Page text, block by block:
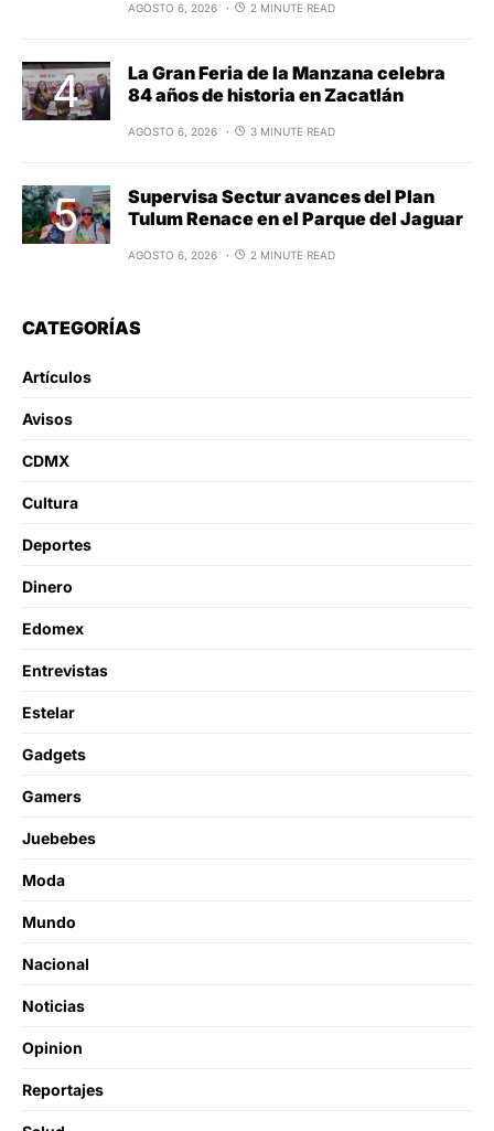
AGOSTO 6, 2026 2 MINUTE READ
La Gran Feria de la Manzana celebra
84 años de historia en Zacatlán
AGOSTO 6, 2026 3 MINUTE READ
Supervisa Sectur avances del Plan
Tulum Renace en el Parque del Jaguar
AGOSTO 6, 2026 2 MINUTE READ
CATEGORÍAS
Artículos
Avisos
CDMX
Cultura
Deportes
Dinero
Edomex
Entrevistas
Estelar
Gadgets
Gamers
Juebebes
Moda
Mundo
Nacional
Noticias
Opinion
Reportajes